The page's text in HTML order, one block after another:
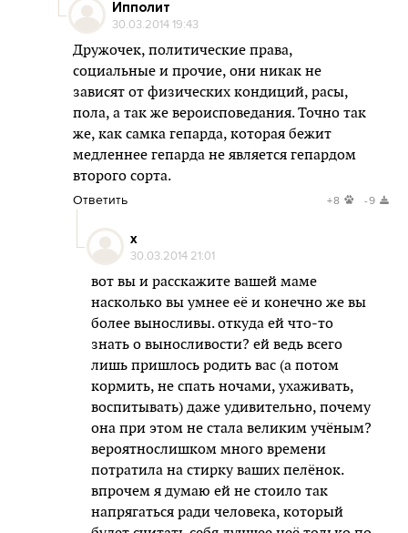
Ипполит
30.03.2014 19:43
Дружочек, политические права,
социальные и прочие, они никак не
зависят от физических кондиций, расы,
пола, а так же вероисповедания. Точно так
же, как самка гепарда, которая бежит
медленнее гепарда не является гепардом
второго сорта.
Ответить +8 -9
x
30.03.2014 21:01
вот вы и расскажите вашей маме
насколько вы умнее её и конечно же вы
более выносливы. откуда ей что-то
знать о выносливости? ей ведь всего
лишь пришлось родить вас (а потом
кормить, не спать ночами, ухаживать,
воспитывать) даже удивительно, почему
она при этом не стала великим учёным?
вероятнослишком много времени
потратила на стирку ваших пелёнок.
впрочем я думаю ей не стоило так
напрягаться ради человека, который